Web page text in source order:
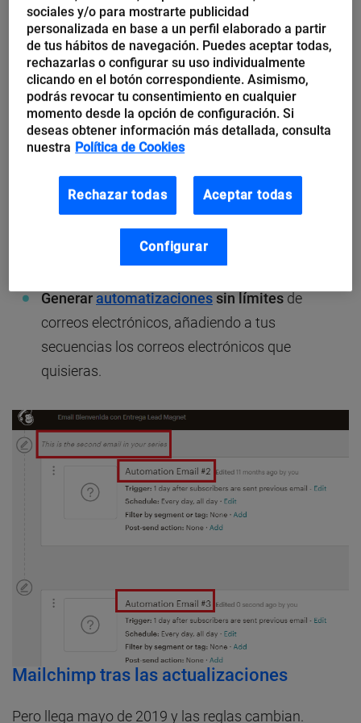
un formulario para la promoción de tu catálogo
de verano y como regalo un descargable sobre
tendencias en moda, etc.
Generar automatizacionessin límites de
correos electrónicos, añadiendo a tus
secuencias los correos electrónicos que
quisieras.
Mailchimp tras las actualizaciones
Pero llega mayo de 2019 y las reglas cambian.
sociales y/o para mostrarte publicidad
personalizada en base a un perfil elaborado a partir
de tus hábitos de navegación. Puedes aceptar todas,
rechazarlas o configurar su uso individualmente
clicando en el botón correspondiente. Asimismo,
podrás revocar tu consentimiento en cualquier
momento desde la opción de configuración. Si
deseas obtener información más detallada, consulta
nuestra Política de Cookies
Rechazar todas Aceptar todas
Configurar